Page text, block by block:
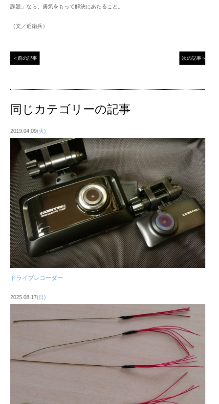
課題」なら、勇気をもって解決にあたること。
（文／近衛兵）
＜前の記事 次の記事＞
同じカテゴリーの記事
2019.04.09(火)
ドライブレコーダー
2025.08.17(日)